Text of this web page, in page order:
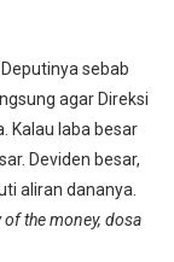
sebab
agar Direksi
Kalau laba besar
Deviden besar,
aliran dananya.
the money, dosa